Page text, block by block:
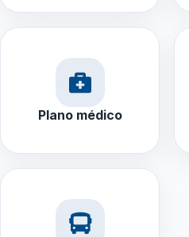
Plano médico